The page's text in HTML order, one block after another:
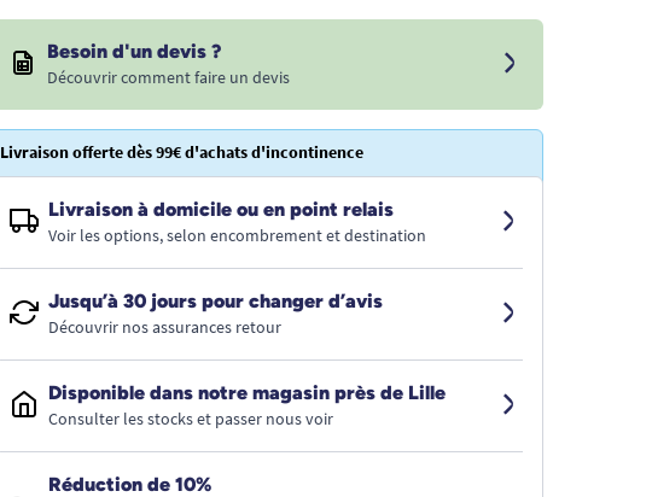
Besoin d'un devis ?
Découvrir comment faire un devis
Livraison offerte dès 99€ d'achats d'incontinence
Livraison à domicile ou en point relais
Voir les options, selon encombrement et destination
Jusqu’à 30 jours pour changer d’avis
Découvrir nos assurances retour
Disponible dans notre magasin près de Lille
Consulter les stocks et passer nous voir
Réduction de 10%